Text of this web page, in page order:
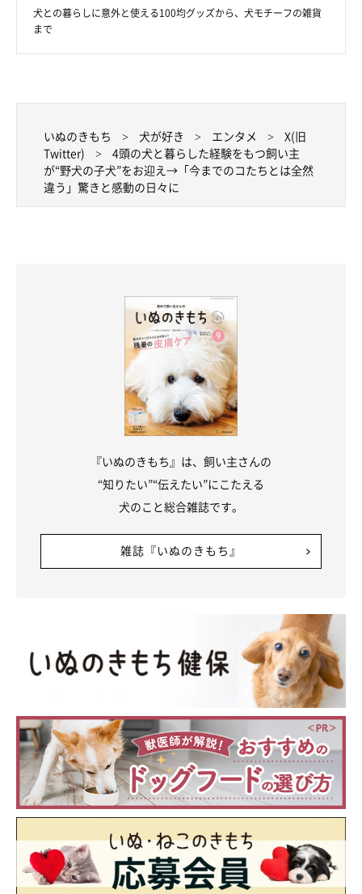
ないなと感じます」
貫太朗くんへの思い
穏やかな表情の貫太朗くん 幸せに暮らす様子が伝わってくる
＠azurakkyo
犬との暮らしに意外と使える100均グッズから、犬モチーフの雑貨
まで
いぬのきもち 犬が好き エンタメ
X(旧
Twitter)
4頭の犬と暮らした経験をもつ飼い主
が“野犬の子犬”をお迎え→「今までのコたちとは全然
違う」驚きと感動の日々に
『いぬのきもち』は、飼い主さんの
“知りたい”“伝えたい”にこたえる
犬のこと総合雑誌です。
雑誌『いぬのきもち』